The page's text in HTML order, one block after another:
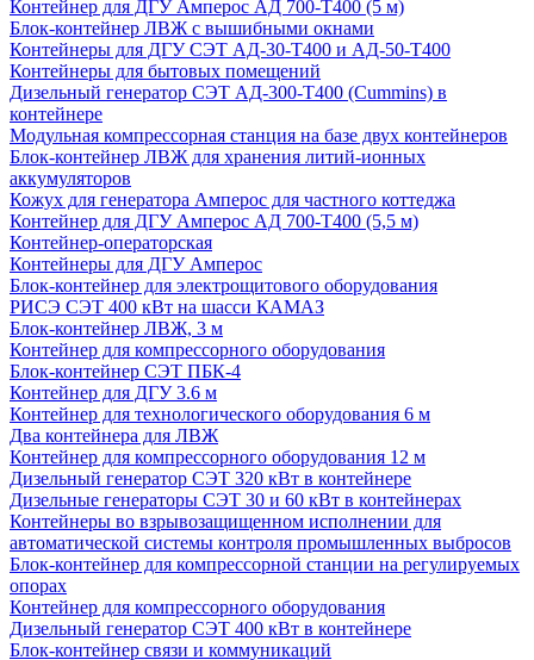
Контейнер для ДГУ Амперос АД 700-Т400 (5 м)
Блок-контейнер ЛВЖ с вышибными окнами
Контейнеры для ДГУ СЭТ АД-30-Т400 и АД-50-Т400
Контейнеры для бытовых помещений
Дизельный генератор СЭТ АД-300-Т400 (Cummins) в
контейнере
Модульная компрессорная станция на базе двух контейнеров
Блок-контейнер ЛВЖ для хранения литий-ионных
аккумуляторов
Кожух для генератора Амперос для частного коттеджа
Контейнер для ДГУ Амперос АД 700-Т400 (5,5 м)
Контейнер-операторская
Контейнеры для ДГУ Амперос
Блок-контейнер для электрощитового оборудования
РИСЭ СЭТ 400 кВт на шасси КАМАЗ
Блок-контейнер ЛВЖ, 3 м
Контейнер для компрессорного оборудования
Блок-контейнер СЭТ ПБК-4
Контейнер для ДГУ 3.6 м
Контейнер для технологического оборудования 6 м
Два контейнера для ЛВЖ
Контейнер для компрессорного оборудования 12 м
Дизельный генератор СЭТ 320 кВт в контейнере
Дизельные генераторы СЭТ 30 и 60 кВт в контейнерах
Контейнеры во взрывозащищенном исполнении для
автоматической системы контроля промышленных выбросов
Блок-контейнер для компрессорной станции на регулируемых
опорах
Контейнер для компрессорного оборудования
Дизельный генератор СЭТ 400 кВт в контейнере
Блок-контейнер связи и коммуникаций